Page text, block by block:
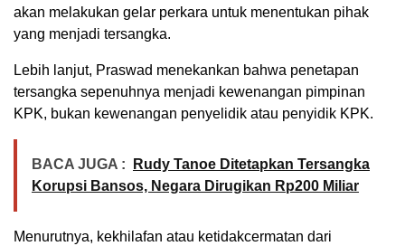
akan melakukan gelar perkara untuk menentukan pihak
yang menjadi tersangka.
Lebih lanjut, Praswad menekankan bahwa penetapan
tersangka sepenuhnya menjadi kewenangan pimpinan
KPK, bukan kewenangan penyelidik atau penyidik KPK.
BACA JUGA :
Rudy Tanoe Ditetapkan Tersangka
Korupsi Bansos, Negara Dirugikan Rp200 Miliar
Menurutnya, kekhilafan atau ketidakcermatan dari